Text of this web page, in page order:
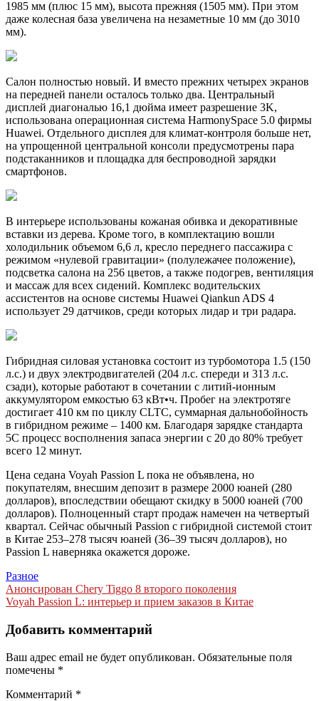
1985 мм (плюс 15 мм), высота прежняя (1505 мм). При этом
даже колесная база увеличена на незаметные 10 мм (до 3010
мм).
Салон полностью новый. И вместо прежних четырех экранов
на передней панели осталось только два. Центральный
дисплей диагональю 16,1 дюйма имеет разрешение 3K,
использована операционная система HarmonySpace 5.0 фирмы
Huawei. Отдельного дисплея для климат-контроля больше нет,
на упрощенной центральной консоли предусмотрены пара
подстаканников и площадка для беспроводной зарядки
смартфонов.
В интерьере использованы кожаная обивка и декоративные
вставки из дерева. Кроме того, в комплектацию вошли
холодильник объемом 6,6 л, кресло переднего пассажира с
режимом «нулевой гравитации» (полулежачее положение),
подсветка салона на 256 цветов, а также подогрев, вентиляция
и массаж для всех сидений. Комплекс водительских
ассистентов на основе системы Huawei Qiankun ADS 4
использует 29 датчиков, среди которых лидар и три радара.
Гибридная силовая установка состоит из турбомотора 1.5 (150
л.с.) и двух электродвигателей (204 л.с. спереди и 313 л.с.
сзади), которые работают в сочетании с литий-ионным
аккумулятором емкостью 63 кВт•ч. Пробег на электротяге
достигает 410 км по циклу CLTC, суммарная дальнобойность
в гибридном режиме – 1400 км. Благодаря зарядке стандарта
5С процесс восполнения запаса энергии с 20 до 80% требует
всего 12 минут.
Цена седана Voyah Passion L пока не объявлена, но
покупателям, внесшим депозит в размере 2000 юаней (280
долларов), впоследствии обещают скидку в 5000 юаней (700
долларов). Полноценный старт продаж намечен на четвертый
квартал. Сейчас обычный Passion с гибридной системой стоит
в Китае 253–278 тысяч юаней (36–39 тысяч долларов), но
Passion L наверняка окажется дороже.
Разное
Навигация
по
записям
Анонсирован Chery Tiggo 8 второго поколения
Voyah Passion L: интерьер и прием заказов в Китае
Добавить комментарий
Ваш адрес email не будет опубликован. Обязательные поля
помечены *
Комментарий *